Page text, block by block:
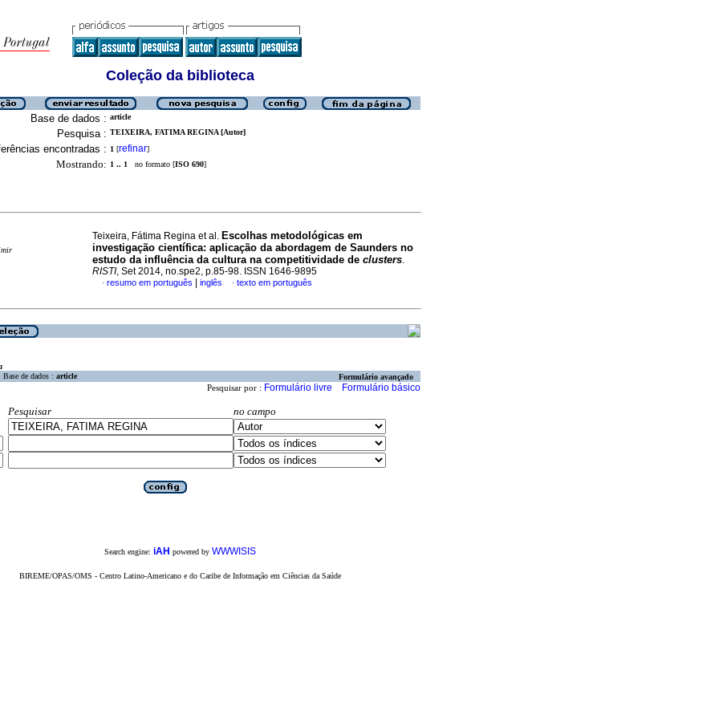
Coleção da biblioteca
Base de dados : article
Pesquisa : TEIXEIRA, FATIMA REGINA [Autor]
encontradas : 1 [refinar]
Mostrando: 1 .. 1 no formato [ISO 690]
Teixeira, Fátima Regina et al. Escolhas metodológicas em
investigação científica: aplicação da abordagem de Saunders no
estudo da influência da cultura na competitividade de clusters.
RISTI, Set 2014, no.spe2, p.85-98. ISSN 1646-9895
· resumo em português inglês · texto em português
Base de dados : article Formulário avançado
Pesquisar por : Formulário livre Formulário básico
Pesquisar
no campo
Search engine: iAH powered by WWWISIS
BIREME/OPAS/OMS - Centro Latino-Americano e do Caribe de Informação em Ciências da Saúde